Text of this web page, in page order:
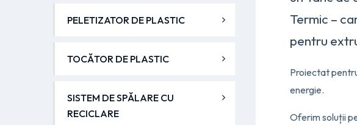
Termic –
pentru
Proiectat
energie.
Oferim soluții
PELETIZATOR DE PLASTIC
TOCĂTOR DE PLASTIC
SISTEM DE SPĂLARE CU
RECICLARE